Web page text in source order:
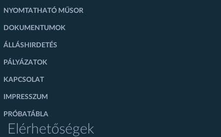
NYOMTATHATÓ MŰSOR
DOKUMENTUMOK
ÁLLÁSHIRDETÉS
PÁLYÁZATOK
KAPCSOLAT
IMPRESSZUM
PRÓBATÁBLA
Elérhetőségek